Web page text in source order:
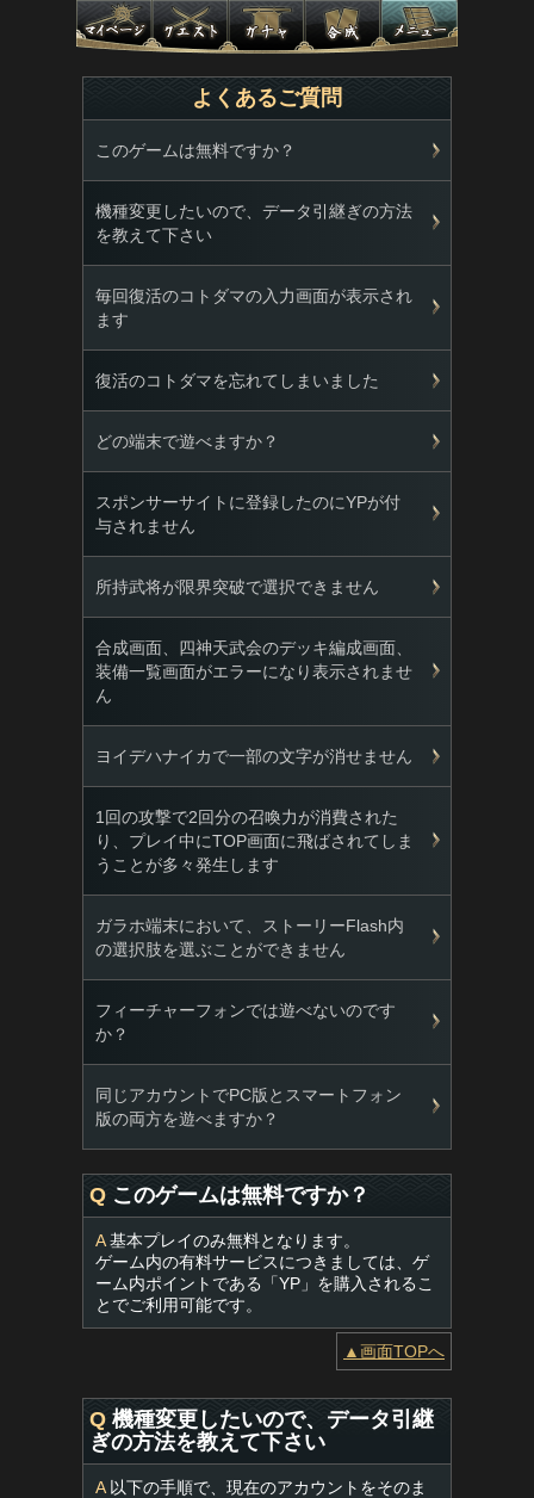
よくあるご質問
このゲームは無料ですか？
機種変更したいので、データ引継ぎの方法
を教えて下さい
毎回復活のコトダマの入力画面が表示され
ます
復活のコトダマを忘れてしまいました
どの端末で遊べますか？
スポンサーサイトに登録したのにYPが付
与されません
所持武将が限界突破で選択できません
合成画面、四神天武会のデッキ編成画面、
装備一覧画面がエラーになり表示されませ
ん
ヨイデハナイカで一部の文字が消せません
1回の攻撃で2回分の召喚力が消費された
り、プレイ中にTOP画面に飛ばされてしま
うことが多々発生します
ガラホ端末において、ストーリーFlash内
の選択肢を選ぶことができません
フィーチャーフォンでは遊べないのです
か？
同じアカウントでPC版とスマートフォン
版の両方を遊べますか？
Q このゲームは無料ですか？
A基本プレイのみ無料となります。
ゲーム内の有料サービスにつきましては、ゲ
ーム内ポイントである「YP」を購入されるこ
とでご利用可能です。
▲画面TOPへ
Q 機種変更したいので、データ引継
ぎの方法を教えて下さい
A以下の手順で、現在のアカウントをそのま